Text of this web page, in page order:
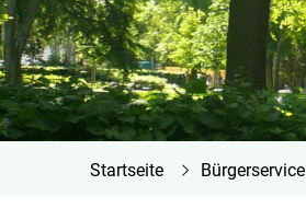
Startseite Bürgerservice